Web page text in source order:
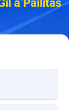
a Pailitas